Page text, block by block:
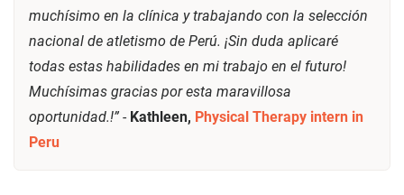
muchísimo en la clínica y trabajando con la selección
nacional de atletismo de Perú. ¡Sin duda aplicaré
todas estas habilidades en mi trabajo en el futuro!
Muchísimas gracias por esta maravillosa
oportunidad.!” - Kathleen, Physical Therapy intern in
Peru